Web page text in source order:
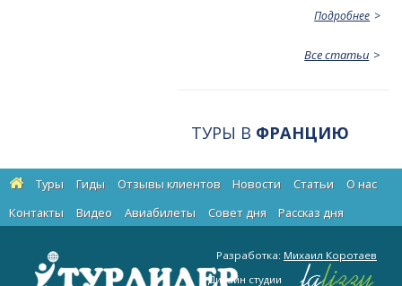
Подробнее
Все статьи
ТУРЫ В ФРАНЦИЮ
Туры Гиды Отзывы клиентов Новости Статьи
О нас
Контакты
Видео Авиабилеты Cовет дня Рассказ дня
Разработка: Михаил Коротаев
Дизайн студии